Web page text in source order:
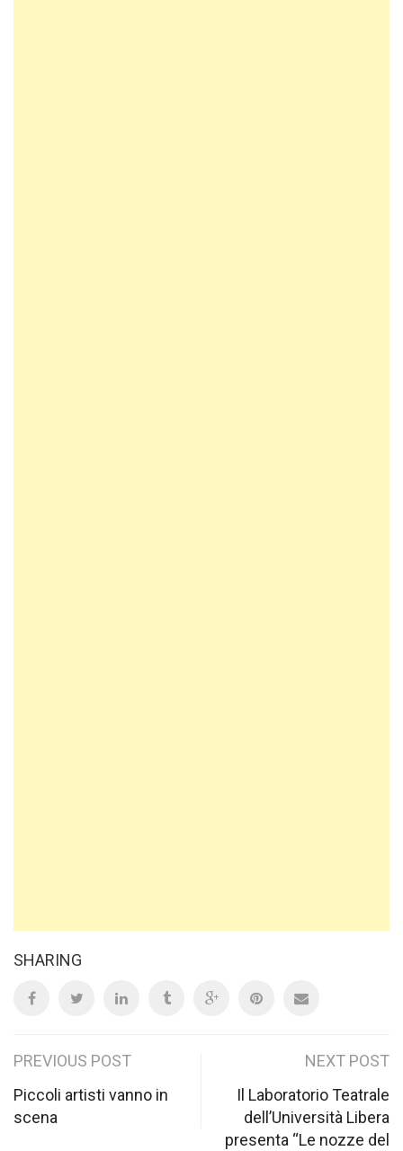
SHARING
Post
navigation
PREVIOUS POST
Piccoli artisti vanno in
scena
NEXT POST
Il Laboratorio Teatrale
dell’Università Libera
presenta “Le nozze del